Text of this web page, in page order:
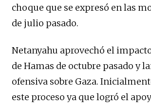
choque que se expresó en las
de julio pasado.
Netanyahu aprovechó el
de Hamas de octubre pasado y
ofensiva sobre Gaza.
este proceso ya que logró el